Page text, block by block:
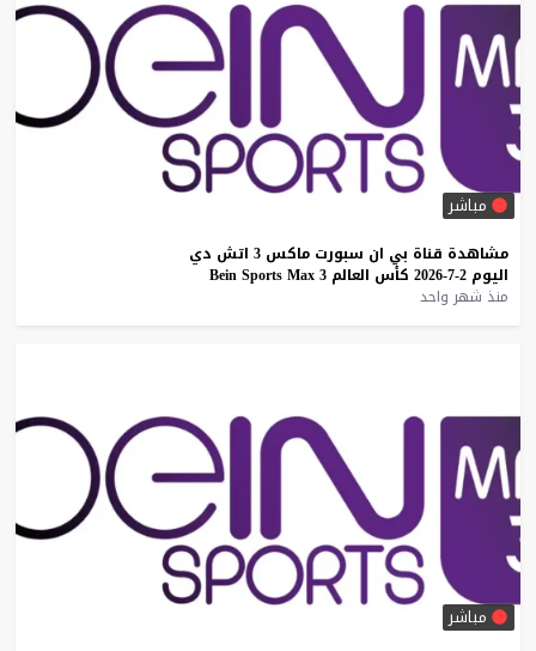
مباشر
مشاهدة قناة بي ان سبورت ماكس 3 اتش دي
اليوم 2-7-2026 كأس العالم Bein Sports Max 3
منذ شهر واحد
مباشر